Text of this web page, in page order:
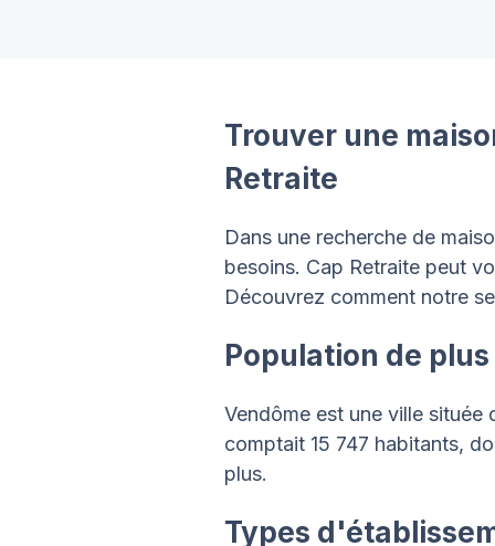
Trouver une
Retraite
Dans une recherche de
besoins. Cap Retraite peut
Découvrez comment notre
Population de
Vendôme est une ville située
comptait 15 747 habitants,
plus.
Types